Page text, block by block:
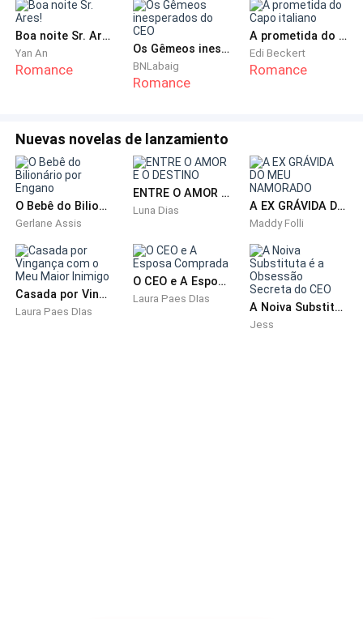
Trocávamos presentes.
No último ano, Alex me deu um livro de Jane Austen, e
Adam uma trilogia de cinquenta tons de E. L. James.
que esse garoto tinha na cabeça? Presentear uma
garota de quinze anos com um conteúdo tão…
impróprio?
Com os meus dezesseis completos, tive uma certa
falarem e minha imaginação trabalhava a mil, só em
escutar alguns trechos.
Não sei o que havia acontecido comigo, com o meu
Boa noite Sr. Ares!
Yan An
Romance
Os Gêmeos inesperados do CEO
BNLabaig
Romance
A prometida do Capo italiano
Edi Beckert
Romance
Nuevas novelas de lanzamiento
O Bebê do Bilionário por Engano
Gerlane Assis
ENTRE O AMOR E O DESTINO
Luna Dias A EX GRÁVIDA DO MEU NAMORADO
Maddy Folli
Casada por Vingança com o Meu Maior Inimigo
Laura Paes DIas
O CEO e A Esposa Comprada
Laura Paes DIas
A Noiva Substituta é a Obsessão Secreta do CEO
Jess